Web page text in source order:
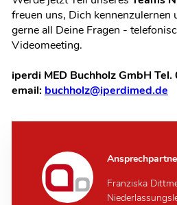
Franziska
freuen uns, Dich
gerne all Deine Fragen -
Videomeeting.
iperdi MED Buchholz GmbH
email: buchholz@iperdimed.de